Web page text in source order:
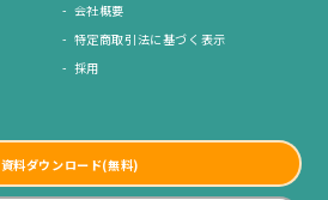
会社概要
特定商取引法に基づく表示
採用
資料ダウンロード(無料)